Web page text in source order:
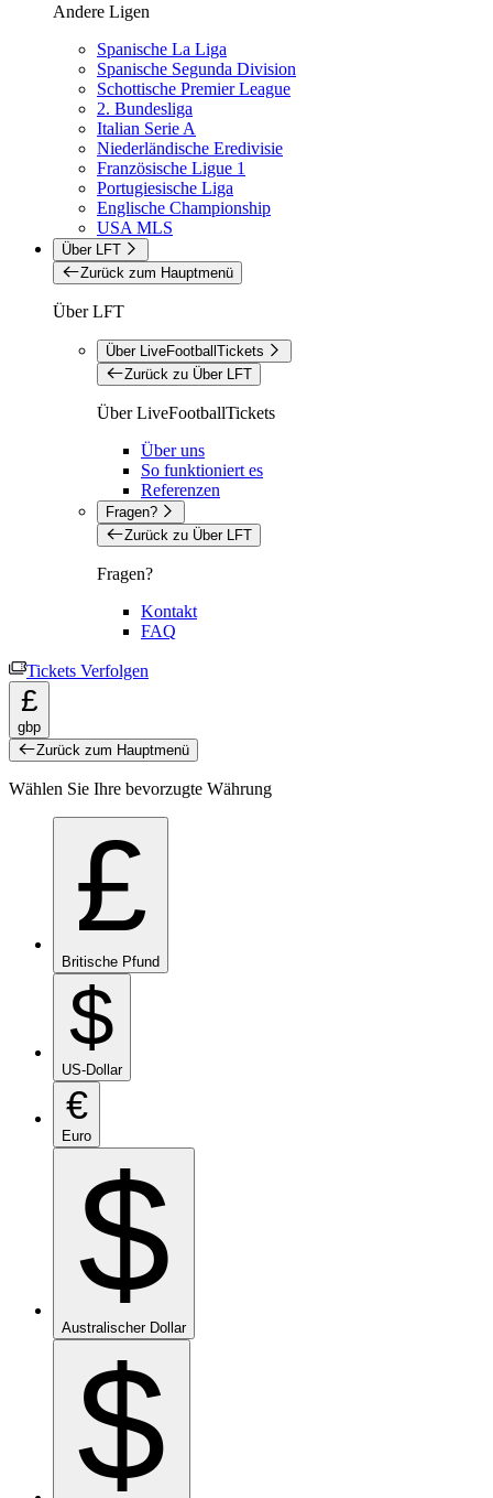
Andere Ligen
Spanische La Liga
Spanische Segunda Division
Schottische Premier League
2. Bundesliga
Italian Serie A
Niederländische Eredivisie
Französische Ligue 1
Portugiesische Liga
Englische Championship
USA MLS
Über LFT
Zurück zum Hauptmenü
Über LFT
Über LiveFootballTickets
Zurück zu Über LFT
Über LiveFootballTickets
Über uns
So funktioniert es
Referenzen
Fragen?
Zurück zu Über LFT
Fragen?
Kontakt
FAQ
Tickets Verfolgen
£
gbp
Zurück zum Hauptmenü
Wählen Sie Ihre bevorzugte Währung
£
Britische Pfund
$
US-Dollar
€
Euro
$
Australischer Dollar
$